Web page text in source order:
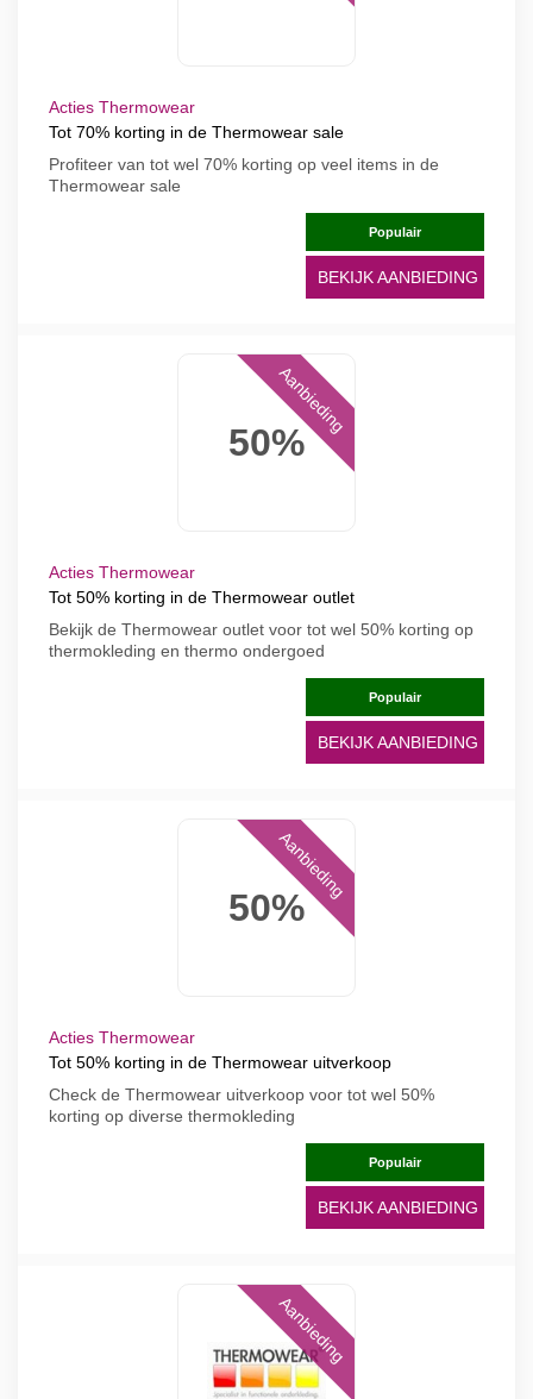
Acties Thermowear
Tot 70% korting in de Thermowear sale
Profiteer van tot wel 70% korting op veel items in de
Thermowear sale
Populair
BEKIJK AANBIEDING
50%
Aanbieding
Acties Thermowear
Tot 50% korting in de Thermowear outlet
Bekijk de Thermowear outlet voor tot wel 50% korting op
thermokleding en thermo ondergoed
Populair
BEKIJK AANBIEDING
50%
Aanbieding
Acties Thermowear
Tot 50% korting in de Thermowear uitverkoop
Check de Thermowear uitverkoop voor tot wel 50%
korting op diverse thermokleding
Populair
BEKIJK AANBIEDING
Aanbieding